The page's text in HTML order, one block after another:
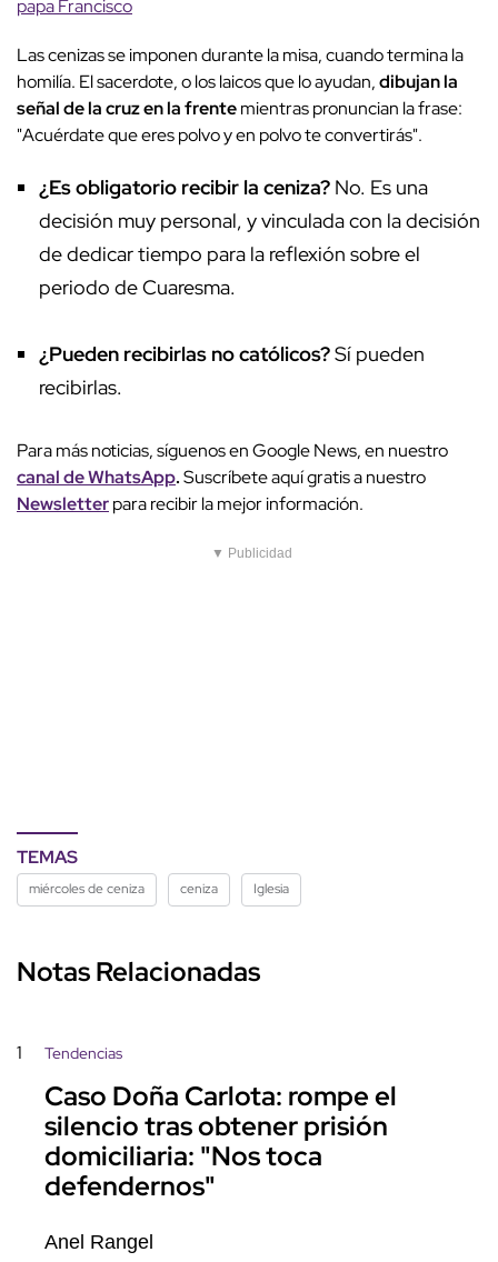
papa Francisco
Las cenizas se imponen durante la misa, cuando termina la
homilía. El sacerdote, o los laicos que lo ayudan,dibujan la
señal de la cruz en la frentemientras pronuncian la frase:
"Acuérdate que eres polvo y en polvo te convertirás".
¿Es obligatorio recibir la ceniza? No. Es una
decisión muy personal, y vinculada con la decisión
de dedicar tiempo para la reflexión sobre el
periodo de Cuaresma.
¿Pueden recibirlas no católicos?Sí pueden
recibirlas.
Para más noticias, síguenos en Google News, en nuestro
canal de WhatsApp.Suscríbete aquí gratis a nuestro
Newsletterpara recibir la mejor información.
▼ Publicidad
TEMAS
miércoles de ceniza ceniza Iglesia
Notas Relacionadas
1 Tendencias
Caso Doña Carlota: rompe el
silencio tras obtener prisión
domiciliaria: "Nos toca
defendernos"
Anel Rangel